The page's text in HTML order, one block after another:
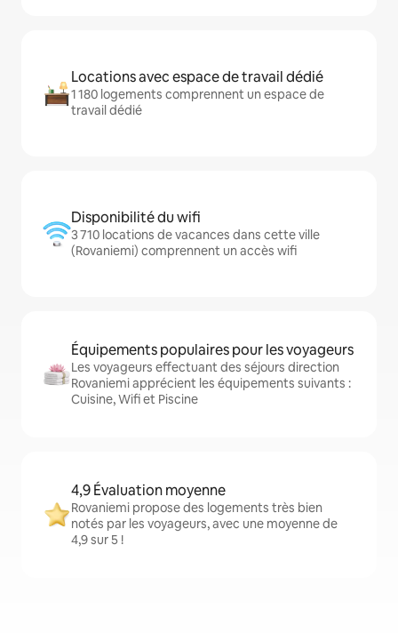
Locations avec espace de travail dédié
1 180 logements comprennent un espace de
travail dédié
Disponibilité du wifi
3 710 locations de vacances dans cette ville
(Rovaniemi) comprennent un accès wifi
Équipements populaires pour les voyageurs
Les voyageurs effectuant des séjours direction
Rovaniemi apprécient les équipements suivants :
Cuisine, Wifi et Piscine
4,9 Évaluation moyenne
Rovaniemi propose des logements très bien
notés par les voyageurs, avec une moyenne de
4,9 sur 5 !